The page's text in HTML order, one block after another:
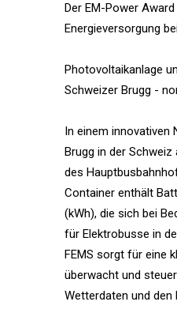
Der EM-Power
Energieversorgung
Photovoltaikanlage
Schweizer Brugg -
In einem innovativen
Brugg in der
des
Container enthält
(kWh), die sich bei
für Elektrobusse in
FEMS sorgt für eine
überwacht und
Wetterdaten und den